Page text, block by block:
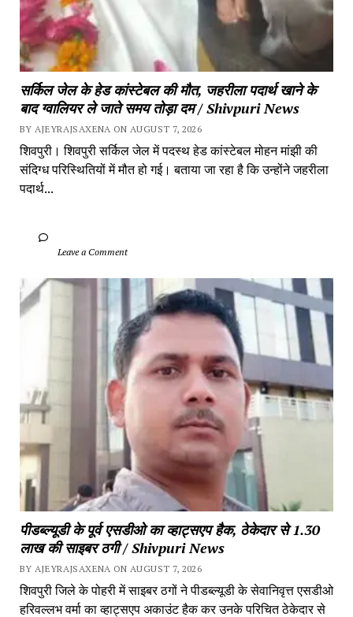
सर्किल जेल के हेड कांस्टेबल की मौत, जहरीला पदार्थ खाने के
बाद ग्वालियर ले जाते समय तोड़ा दम / Shivpuri News
BY AJEYRAJSAXENA ON AUGUST 7, 2026
शिवपुरी। शिवपुरी सर्किल जेल में पदस्थ हेड कांस्टेबल मोहन मांझी की
संदिग्ध परिस्थितियों में मौत हो गई। बताया जा रहा है कि उन्होंने जहरीला
पदार्थ...
		Leave a Comment
पीडब्ल्यूडी के पूर्व एसडीओ का व्हाट्सएप हैक, ठेकेदार से 1.30
लाख की साइबर ठगी / Shivpuri News
BY AJEYRAJSAXENA ON AUGUST 7, 2026
शिवपुरी जिले के पोहरी में साइबर ठगों ने पीडब्ल्यूडी के सेवानिवृत्त एसडीओ
हरिवल्लभ वर्मा का व्हाट्सएप अकाउंट हैक कर उनके परिचित ठेकेदार से